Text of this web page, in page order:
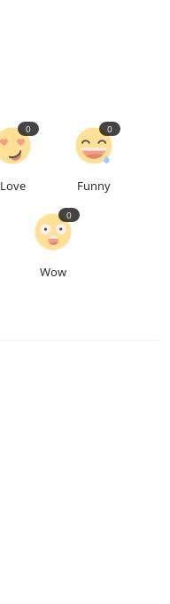
Love
0
Funny
0
Wow
0